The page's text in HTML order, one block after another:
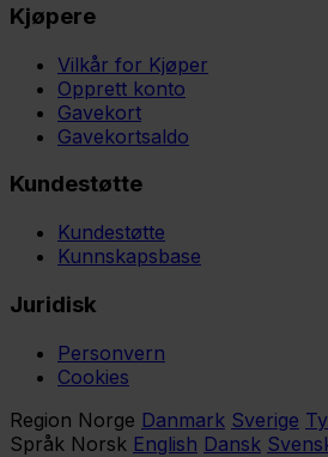
Kjøpere
Vilkår for Kjøper
Opprett konto
Gavekort
Gavekortsaldo
Kundestøtte
Kundestøtte
Kunnskapsbase
Juridisk
Personvern
Cookies
Region Norge Danmark Sverige
Språk Norsk English Dansk